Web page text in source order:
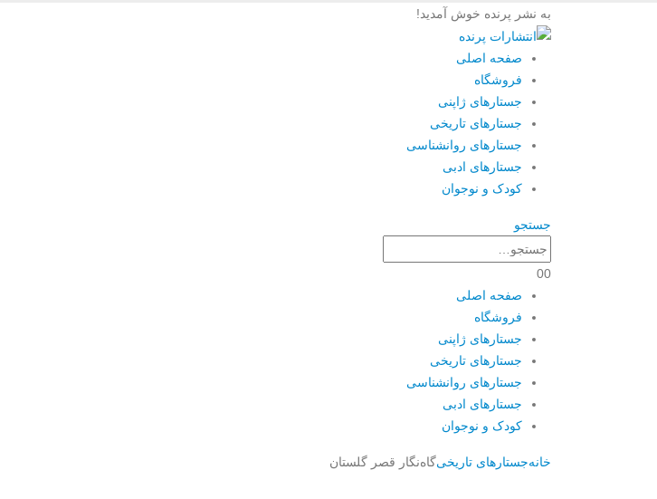
به نشر پرنده خوش آمدید!
صفحه اصلی
فروشگاه
جستارهای ژاپنی
جستارهای تاریخی
جستارهای روانشناسی
جستارهای ادبی
کودک و نوجوان
جستجو
00
صفحه اصلی
فروشگاه
جستارهای ژاپنی
جستارهای تاریخی
جستارهای روانشناسی
جستارهای ادبی
کودک و نوجوان
خانهجستارهای تاریخیگاه‌نگار قصر گلستان